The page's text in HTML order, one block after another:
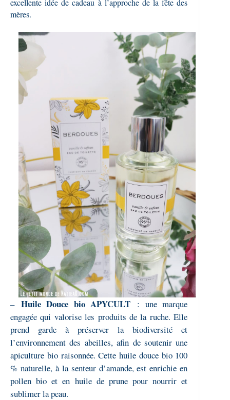
excellente idée de cadeau à l’approche de la fête des
mères.
– Huile Douce bio APYCULT
: une marque
engagée qui valorise les produits de la ruche. Elle
prend garde à préserver la biodiversité et
l’environnement des abeilles, afin de soutenir une
apiculture bio raisonnée. Cette huile douce bio 100
% naturelle, à la senteur d’amande, est enrichie en
pollen bio et en huile de prune pour nourrir et
sublimer la peau.